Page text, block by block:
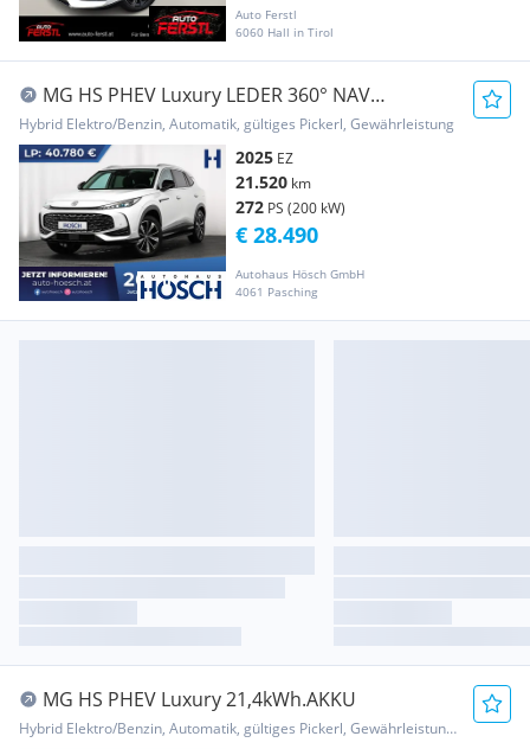
Auto Ferstl
6060 Hall in Tirol
MG HS PHEV Luxury LEDER 360° NAV
ASSISTENZ
Hybrid Elektro/Benzin, Automatik, gültiges Pickerl, Gewährleistung
2025 EZ
21.520 km
272 PS (200 kW)
Autohaus Hösch GmbH
4061 Pasching
€ 28.490
MG HS PHEV Luxury 21,4kWh.AKKU
Hybrid Elektro/Benzin, Automatik, gültiges Pickerl, Gewährleistung, Garantie